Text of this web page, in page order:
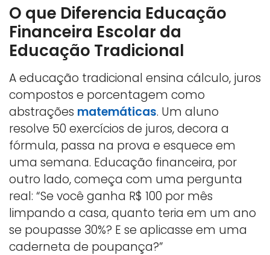
O que Diferencia Educação
Financeira Escolar da
Educação Tradicional
A educação tradicional ensina cálculo, juros
compostos e porcentagem como
abstrações matemáticas. Um aluno
resolve 50 exercícios de juros, decora a
fórmula, passa na prova e esquece em
uma semana. Educação financeira, por
outro lado, começa com uma pergunta
real: “Se você ganha R$ 100 por mês
limpando a casa, quanto teria em um ano
se poupasse 30%? E se aplicasse em uma
caderneta de poupança?”